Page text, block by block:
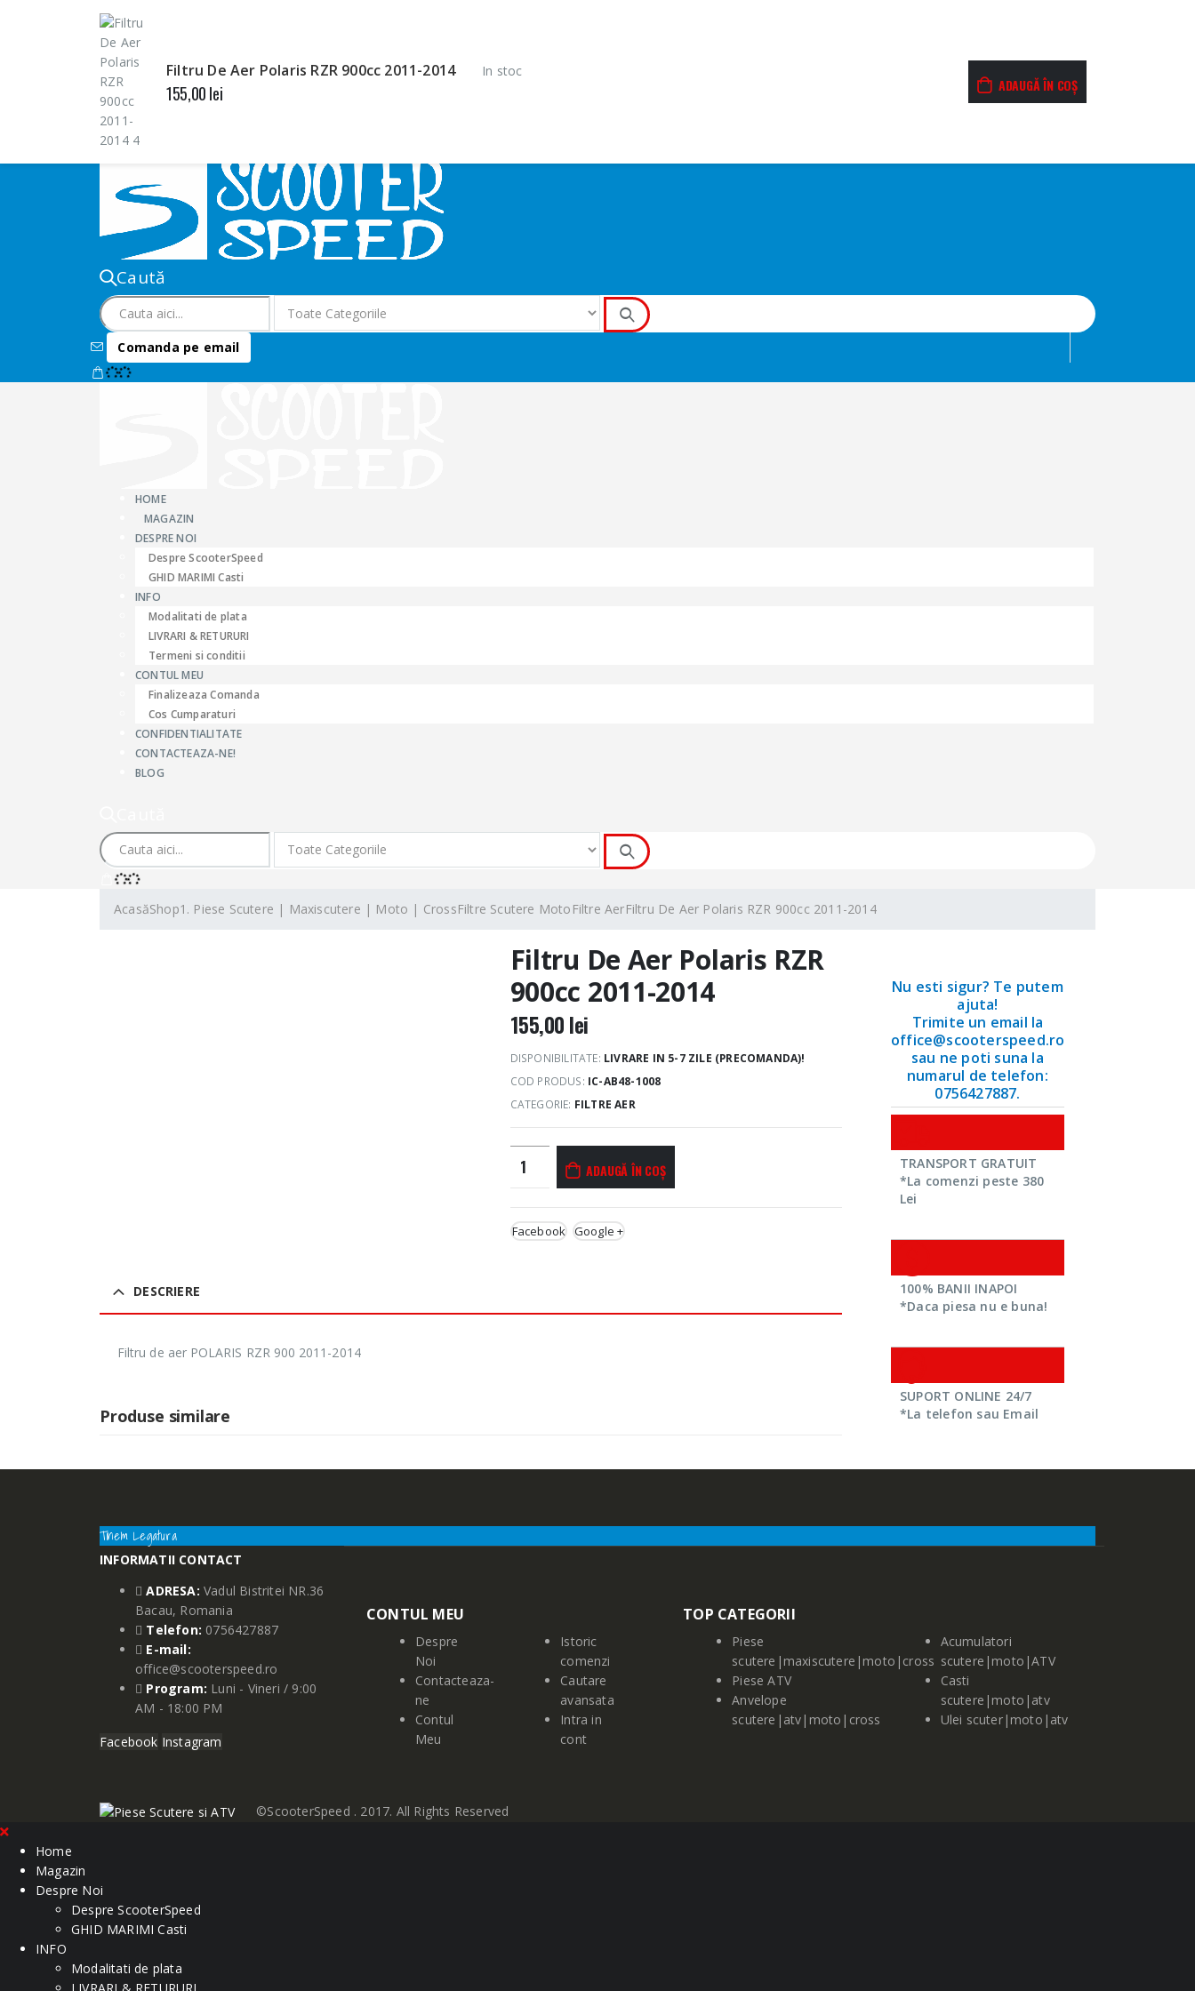
Bine ai venit pe SCOOTERSPEED.RO!
AUTENTIFICARE
ÎNREGISTRARE
Caută
Comanda pe email
HOME
MAGAZIN
DESPRE NOI
Despre ScooterSpeed
GHID MARIMI Casti
INFO
Modalitati de plata
LIVRARI & RETURURI
Termeni si conditii
CONTUL MEU
Finalizeaza Comanda
Cos Cumparaturi
CONFIDENTIALITATE
CONTACTEAZA-NE!
BLOG
AcasăShop1. Piese Scutere | Maxiscutere | Moto | CrossFiltre Scutere Moto Filtre AerFiltru De Aer Polaris RZR 900cc 2011-2014
Filtru De Aer Polaris RZR
900cc 2011-2014
Filtru De Aer Polaris RZR 900cc 2011-2014
155,00lei
In stoc
ADAUGĂ ÎN COȘ
155,00lei
DISPONIBILITATE: LIVRARE IN 5-7 ZILE (PRECOMANDA)!
COD PRODUS: IC-AB48-1008
CATEGORIE: FILTRE AER
ADAUGĂ ÎN COȘ
Facebook Google +
DESCRIERE
Filtru de aer POLARIS RZR 900 2011-2014
Produse similare
Nu esti sigur? Te putem
ajuta!
Trimite un email la
office@scooterspeed.ro
sau ne poti suna la
numarul de telefon:
0756427887.
TRANSPORT GRATUIT
*La comenzi peste 380
Lei
100% BANII INAPOI
*Daca piesa nu e buna!
SUPORT ONLINE 24/7
*La telefon sau Email
Tinem Legatura
INFORMATII CONTACT
ADRESA: Vadul Bistritei NR.36
Bacau, Romania
Telefon: 0756427887
E-mail:
office@scooterspeed.ro
Program: Luni - Vineri / 9:00
AM - 18:00 PM
Facebook Instagram
CONTUL MEU
Despre
Noi
Contacteaza-
ne
Contul
Meu
Istoric
comenzi
Cautare
avansata
Intra in
cont
TOP CATEGORII
Piese
scutere|maxiscutere|moto|cross
Piese ATV
Anvelope
scutere|atv|moto|cross
Acumulatori
scutere|moto|ATV
Casti
scutere|moto|atv
Ulei scuter|moto|atv
©ScooterSpeed . 2017. All Rights Reserved
Home
Magazin
Despre Noi
Despre ScooterSpeed
GHID MARIMI Casti
INFO
Modalitati de plata